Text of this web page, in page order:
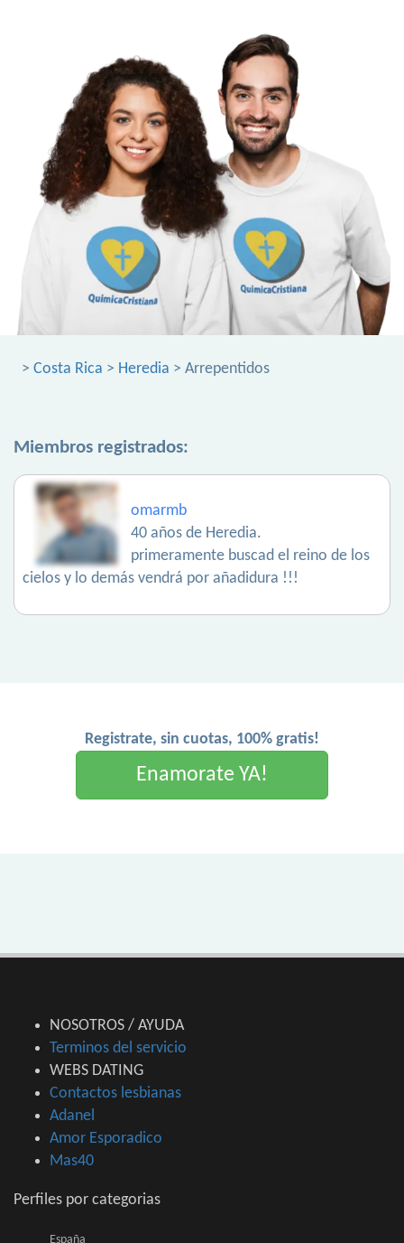
> Costa Rica > Heredia > Arrepentidos
Miembros registrados:
omarmb
40 años de Heredia.
primeramente buscad el reino de los
cielos y lo demás vendrá por añadidura !!!
Registrate, sin cuotas, 100% gratis!
Enamorate YA!
NOSOTROS / AYUDA
Terminos del servicio
WEBS DATING
Contactos lesbianas
Adanel
Amor Esporadico
Mas40
Perfiles por categorias
España